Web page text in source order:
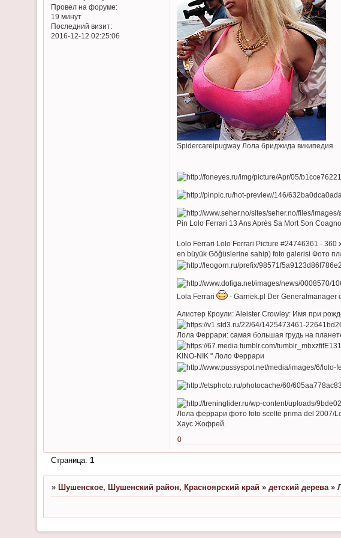
Провел на форуме:
19 минут
Последний визит:
2016-12-12 02:25:06
Spidercareipugway Лола бриджида википедия
Pin Lolo Ferrari 13 Ans Après Sa Mort Son
Lolo Ferrari Lolo Ferrari Picture #24746361 -
en büyük Göğüslerine sahip) foto galerisi Фото
Lola Ferrari - Garnek.pl Der Generalmanager
Алистер Кроули: Aleister Crowley: Имя при
Лола Феррари: самая большая грудь на
KINO-NIK " Лоло Феррари
Лола феррари фото foto scelte prima del
Хаус Жофрей.
0
Страница: 1
» Шушенское, Шушенский район, Красноярский край » детский дерева »